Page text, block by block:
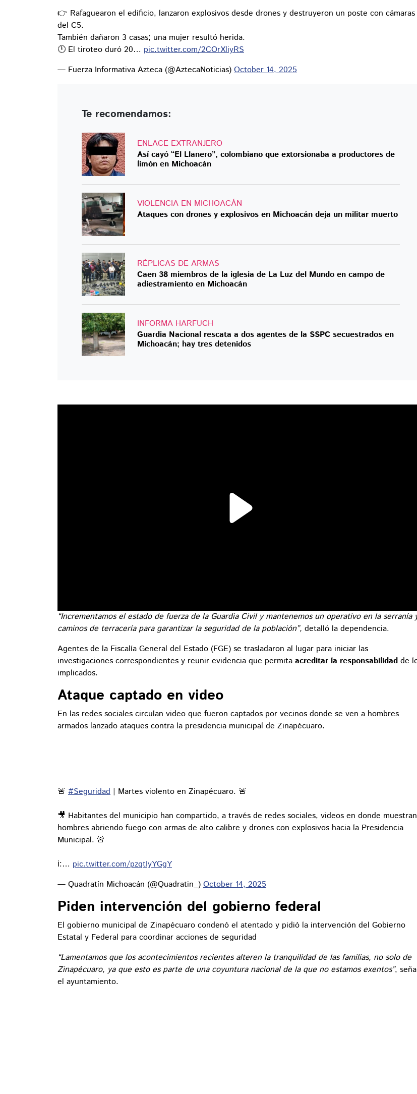
👉 Rafaguearon el edificio, lanzaron explosivos desde drones y destruyeron un poste con cámaras
del C5.
También dañaron 3 casas; una mujer resultó herida.
🕛 El tiroteo duró 20… pic.twitter.com/2COrXliyRS
— Fuerza Informativa Azteca (@AztecaNoticias) October 14, 2025
Te recomendamos:
ENLACE EXTRANJERO
Así cayó “El Llanero”, colombiano que extorsionaba a productores de
limón en Michoacán
VIOLENCIA EN MICHOACÁN
Ataques con drones y explosivos en Michoacán deja un militar muerto
RÉPLICAS DE ARMAS
Caen 38 miembros de la iglesia de La Luz del Mundo en campo de
adiestramiento en Michoacán
INFORMA HARFUCH
Guardia Nacional rescata a dos agentes de la SSPC secuestrados en
Michoacán; hay tres detenidos
“Incrementamos el estado de fuerza de la Guardia Civil y mantenemos un operativo en la serranía
caminos de terracería para garantizar la seguridad de la población”, detalló la dependencia.
Agentes de la Fiscalía General del Estado (FGE) se trasladaron al lugar para iniciar las
investigaciones correspondientes y reunir evidencia que permita acreditar la responsabilidad de
implicados.
Ataque captado en video
En las redes sociales circulan video que fueron captados por vecinos donde se ven a hombres
armados lanzado ataques contra la presidencia municipal de Zinapécuaro.
🚨 #Seguridad | Martes violento en Zinapécuaro. 🚨
🎥 Habitantes del municipio han compartido, a través de redes sociales, videos en donde
hombres abriendo fuego con armas de alto calibre y drones con explosivos hacia la Presidencia
Municipal. 🚨
ℹ️:… pic.twitter.com/pzqtIyYGgY
— Quadratín Michoacán (@Quadratin_) October 14, 2025
Piden intervención del gobierno federal
El gobierno municipal de Zinapécuaro condenó el atentado y pidió la intervención del Gobierno
Estatal y Federal para coordinar acciones de seguridad
“Lamentamos que los acontecimientos recientes alteren la tranquilidad de las familias, no solo de
Zinapécuaro, ya que esto es parte de una coyuntura nacional de la que no estamos exentos”,
el ayuntamiento.